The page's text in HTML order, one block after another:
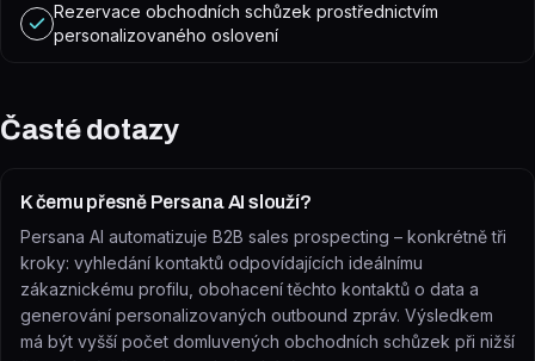
Rezervace obchodních schůzek prostřednictvím
personalizovaného oslovení
Časté dotazy
K čemu přesně Persana AI slouží?
Persana AI automatizuje B2B sales prospecting – konkrétně tři
kroky: vyhledání kontaktů odpovídajících ideálnímu
zákaznickému profilu, obohacení těchto kontaktů o data a
generování personalizovaných outbound zpráv. Výsledkem
má být vyšší počet domluvených obchodních schůzek při nižší